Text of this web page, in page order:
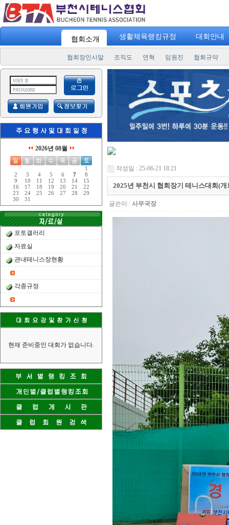
협회소개 생활체육랭킹규정 대회안내
협회장인사말 조직도 연혁 임원진 협회규약
2026년 08월
1
2
3 4 5 6 7
8
9
10 11 12 13 14
15
16
17 18 19 20 21
22
23
24 25 26 27 28
29
30
31
포토갤러리
자료실
관내테니스장현황
각종규정
현재 준비중인 대회가 없습니다.
작성일 : 25-06-21 18:21
2025년 부천시 협회장기 테니스대회(개
글쓴이 : 사무국장